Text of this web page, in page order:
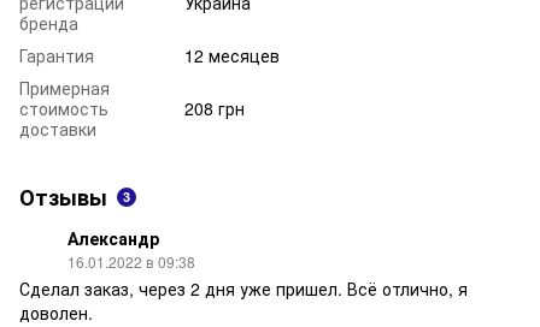
бренда
Гарантия
12 месяцев
Примерная
стоимость
доставки
208 грн
Отзывы 3
Александр
16.01.2022 в 09:38
Сделал заказ, через 2 дня уже пришел. Всё отлично, я
доволен.